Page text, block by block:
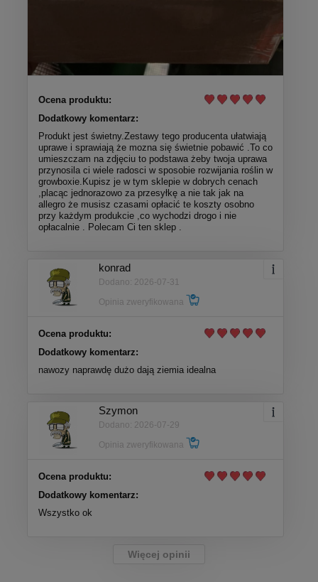
Ocena produktu:
Dodatkowy komentarz:
Produkt jest świetny.Zestawy tego producenta ułatwiają
uprawe i sprawiają że mozna się świetnie pobawić .To co
umieszczam na zdjęciu to podstawa żeby twoja uprawa
przynosila ci wiele radosci w sposobie rozwijania roślin w
growboxie.Kupisz je w tym sklepie w dobrych cenach
,placąc jednorazowo za przesyłkę a nie tak jak na
allegro że musisz czasami opłacić te koszty osobno
przy każdym produkcie ,co wychodzi drogo i nie
opłacalnie . Polecam Ci ten sklep .
konrad
Dodano: 2026-07-31
Opinia zweryfikowana
Ocena produktu:
Dodatkowy komentarz:
nawozy naprawdę dużo dają ziemia idealna
Szymon
Dodano: 2026-07-29
Opinia zweryfikowana
Ocena produktu:
Dodatkowy komentarz:
Wszystko ok
Więcej opinii